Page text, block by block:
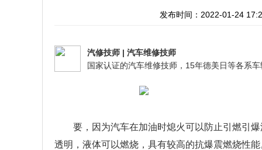
发布时间：2022-01-24
汽修技师 | 汽车维修技师
要，因为汽车在加油时熄火可以防止引燃引
透明，液体可以燃烧，具有较高的抗爆震燃烧性